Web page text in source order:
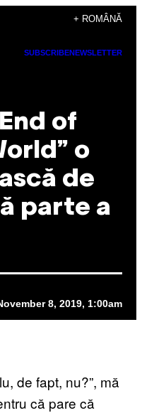
+ ROMÂNĂ
SUBSCRIBENEWSLETTER
of
o
de
parte a
8, 2019, 1:00am
de fapt, nu?”, mă
că pare că